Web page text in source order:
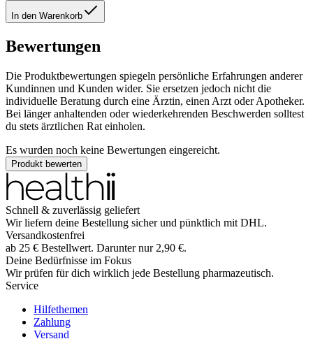
In den Warenkorb
Bewertungen
Die Produktbewertungen spiegeln persönliche Erfahrungen anderer
Kundinnen und Kunden wider. Sie ersetzen jedoch nicht die
individuelle Beratung durch eine Ärztin, einen Arzt oder Apotheker.
Bei länger anhaltenden oder wiederkehrenden Beschwerden solltest
du stets ärztlichen Rat einholen.
Es wurden noch keine Bewertungen eingereicht.
Produkt bewerten
Schnell & zuverlässig geliefert
Wir liefern deine Bestellung sicher und pünktlich mit DHL.
Versandkostenfrei
ab 25 € Bestellwert. Darunter nur 2,90 €.
Deine Bedürfnisse im Fokus
Wir prüfen für dich wirklich jede Bestellung pharmazeutisch.
Service
Hilfethemen
Zahlung
Versand